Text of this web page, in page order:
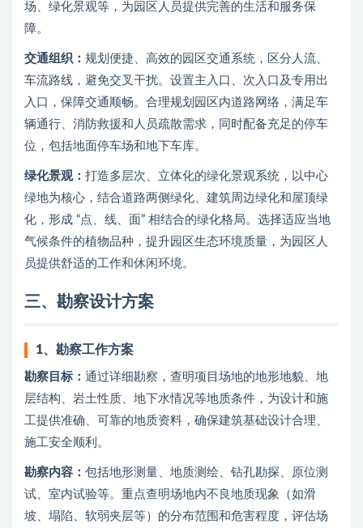
场、绿化景观等，为园区人员提供完善的生活和服务保
障。
交通组织： 规划便捷、高效的园区交通系统，区分人流、
车流路线，避免交叉干扰。设置主入口、次入口及专用出
入口，保障交通顺畅。合理规划园区内道路网络，满足车
辆通行、消防救援和人员疏散需求，同时配备充足的停车
位，包括地面停车场和地下车库。
绿化景观： 打造多层次、立体化的绿化景观系统，以中心
绿地为核心，结合道路两侧绿化、建筑周边绿化和屋顶绿
化，形成 “点、线、面” 相结合的绿化格局。选择适应当地
气候条件的植物品种，提升园区生态环境质量，为园区人
员提供舒适的工作和休闲环境。
三、勘察设计方案
1、 勘察工作方案
勘察目标： 通过详细勘察，查明项目场地的地形地貌、地
层结构、岩土性质、地下水情况等地质条件，为设计和施
工提供准确、可靠的地质资料，确保建筑基础设计合理、
施工安全顺利。
勘察内容： 包括地形测量、地质测绘、钻孔勘探、原位测
试、室内试验等。重点查明场地内不良地质现象（如滑
坡、塌陷、软弱夹层等）的分布范围和危害程度，评估场